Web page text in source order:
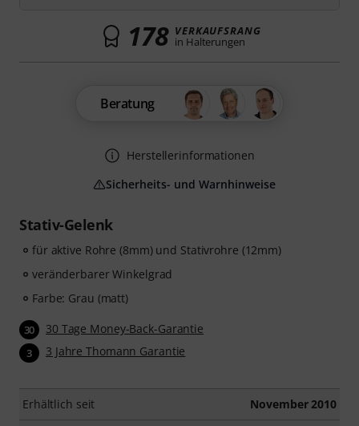
Stativ-Gelenk
für aktive Rohre (8mm) und Stativrohre (12mm)
veränderbarer Winkelgrad
Farbe: Grau (matt)
30 30 Tage Money-Back-Garantie
3 3 Jahre Thomann Garantie
Erhältlich seit November 2010
178 VERKAUFSRANG
in Halterungen
Beratung
Herstellerinformationen
Sicherheits- und Warnhinweise